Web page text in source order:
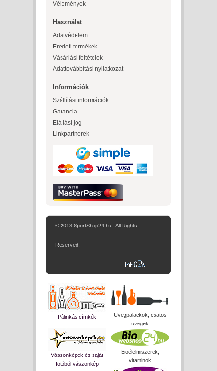
Vélemények
Használat
Adatvédelem
Eredeti termékek
Vásárlási feltételek
Adattovábbítási nyilatkozat
Információk
Szállítási információk
Garancia
Elállási jog
Linkpartnerek
© 2013 SportShop24.hu . All Rights
Reserved.
Pálinkás címkék
Üvegpalackok, csatos
üvegek
Vászonképek és saját
fotóból vászonkép
Bioélelmiszerek,
vitaminok